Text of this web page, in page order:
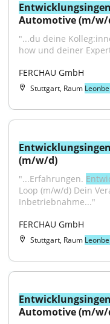
Automotive (m/w/
"...du deine
how und deiner
FERCHAU GmbH
Stuttgart, Raum
(m/w/d)
"...Erfahrungen.
Loop (m/w/d) Dein
Inbetriebnahme..."
FERCHAU GmbH
Stuttgart, Raum
Automotive (m/w/